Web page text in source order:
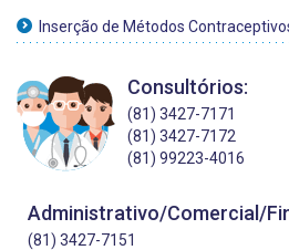
Inserção de Métodos
Consultórios:
(81) 3427-7171
(81) 3427-7172
(81) 99223-4016
Administrativo/Comercial/
(81) 3427-7151